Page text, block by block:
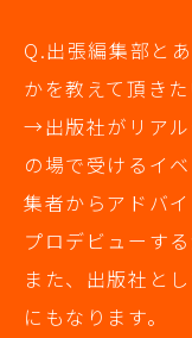
Q.出張編集部と
かを教えて頂きた
→出版社がリアル
の場で受けるイ
集者からアドバ
プロデビューす
また、出版社と
にもなります。